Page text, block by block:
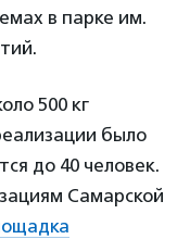
в парке им.
500 кг
было
до 40 человек.
Самарской